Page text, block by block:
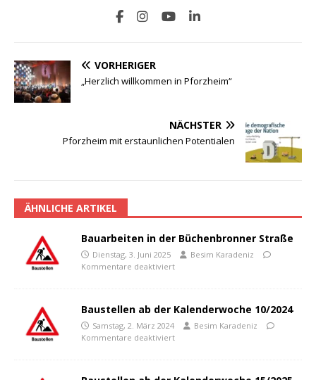
VORHERIGER
„Herzlich willkommen in Pforzheim“
NÄCHSTER
Pforzheim mit erstaunlichen Potentialen
ÄHNLICHE ARTIKEL
Bauarbeiten in der Büchenbronner Straße
Dienstag, 3. Juni 2025
Besim Karadeniz
Kommentare deaktiviert
Baustellen ab der Kalenderwoche 10/2024
Samstag, 2. März 2024
Besim Karadeniz
Kommentare deaktiviert